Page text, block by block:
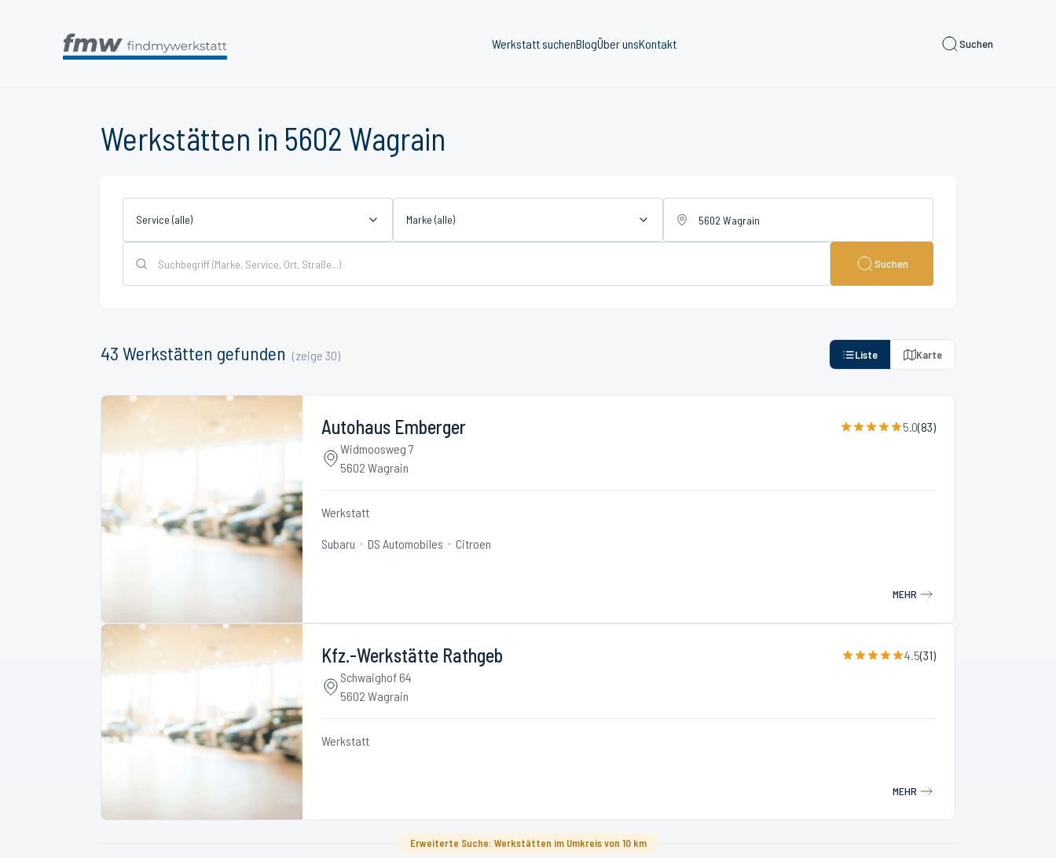
Werkstatt suchenBlogÜber unsKontakt Suchen
Werkstätten in 5602 Wagrain
Service (alle) Marke (alle)
Suchen
43 Werkstätten gefunden (zeige 30) Liste Karte
Autohaus Emberger 5.0(83)
Widmoosweg 7
5602 Wagrain
Werkstatt
Subaru DS Automobiles Citroen
MEHR
Kfz.-Werkstätte Rathgeb 4.5(31)
Schwaighof 64
5602 Wagrain
Werkstatt
MEHR
Erweiterte Suche: Werkstätten im Umkreis von 10 km